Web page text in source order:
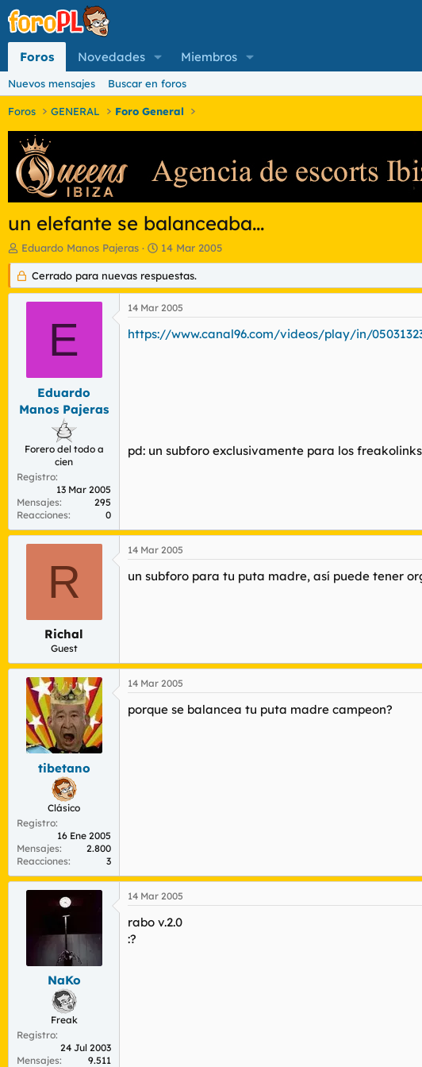
Foros Novedades Miembros
Nuevos mensajes Buscar en foros
Foros GENERAL Foro General
un elefante se balanceaba...
I
n
i
c
d
l
m
Eduardo Manos Pajeras
F
e
c
h
a
d
e
14 Mar 2005
Cerrado para nuevas respuestas.
E
Eduardo
Manos Pajeras
Forero del todo a
cien
Registro
13 Mar 2005
Mensajes
295
Reacciones
0
14 Mar 2005
https://www.canal96.com/videos/play/in/
pd: un subforo exclusivamente para los
R
Richal
Guest
14 Mar 2005
un subforo para tu puta madre, así puede tener
tibetano
Clásico
Registro
16 Ene 2005
Mensajes
2.800
Reacciones
3
14 Mar 2005
porque se balancea tu puta madre campeon?
NaKo
Freak
Registro
24 Jul 2003
Mensajes
9.511
14 Mar 2005
rabo v.2.0
:?